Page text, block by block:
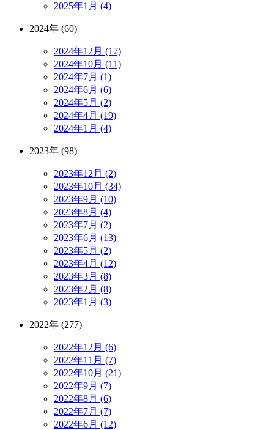
2025年1月 (4)
2024年 (60)
2024年12月 (17)
2024年10月 (11)
2024年7月 (1)
2024年6月 (6)
2024年5月 (2)
2024年4月 (19)
2024年1月 (4)
2023年 (98)
2023年12月 (2)
2023年10月 (34)
2023年9月 (10)
2023年8月 (4)
2023年7月 (2)
2023年6月 (13)
2023年5月 (2)
2023年4月 (12)
2023年3月 (8)
2023年2月 (8)
2023年1月 (3)
2022年 (277)
2022年12月 (6)
2022年11月 (7)
2022年10月 (21)
2022年9月 (7)
2022年8月 (6)
2022年7月 (7)
2022年6月 (12)